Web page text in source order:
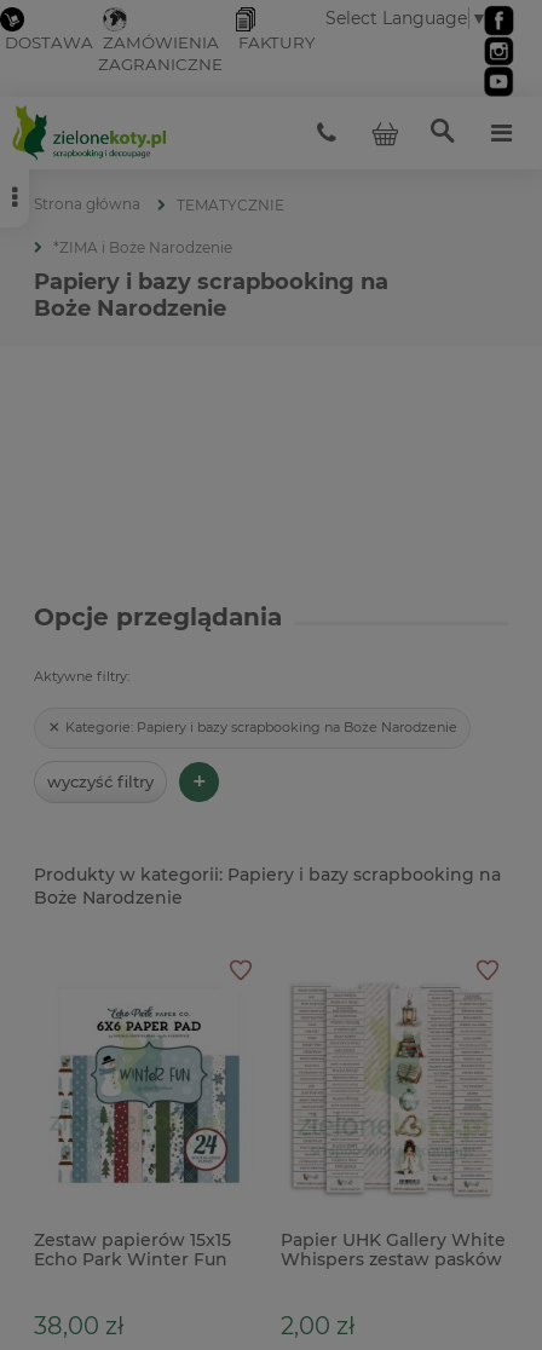
DOSTAWA ZAMÓWIENIA
ZAGRANICZNE
FAKTURY
Select Language ▼
Strona główna TEMATYCZNIE
*ZIMA i Boże Narodzenie
Papiery i bazy scrapbooking na
Boże Narodzenie
Opcje przeglądania
Aktywne filtry:
Kategorie: Papiery i bazy scrapbooking na Boże Narodzenie
wyczyść filtry +
Papiery i bazy scrapbooking na
Boże Narodzenie
Zestaw papierów 15x15
Echo Park Winter Fun
38,00 zł
Papier UHK Gallery White
Whispers zestaw pasków
2,00 zł